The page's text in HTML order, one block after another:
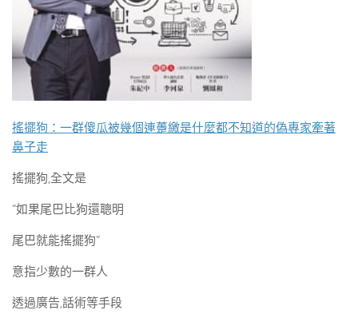
搖擺狗：一群傻瓜被幾個連躉繳是什麼都不知道的偽專家牽著
鼻子走
搖擺狗,全文是
“如果尾巴比狗還聰明
尾巴就能搖擺狗”
意指少數的一群人
透過廣告,話術等手段